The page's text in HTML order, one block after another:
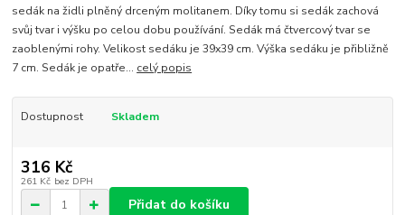
sedák na židli plněný drceným molitanem. Díky tomu si sedák zachová
svůj tvar i výšku po celou dobu používání. Sedák má čtvercový tvar se
zaoblenými rohy. Velikost sedáku je 39x39 cm. Výška sedáku je přibližně
7 cm. Sedák je opatře... celý popis
Dostupnost Skladem
316 Kč
261 Kč bez DPH
Přidat do košíku